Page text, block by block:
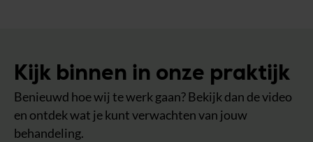
Kijk binnen in onze praktijk
Benieuwd hoe wij te werk gaan? Bekijk dan de video
en ontdek wat je kunt verwachten van jouw
behandeling.